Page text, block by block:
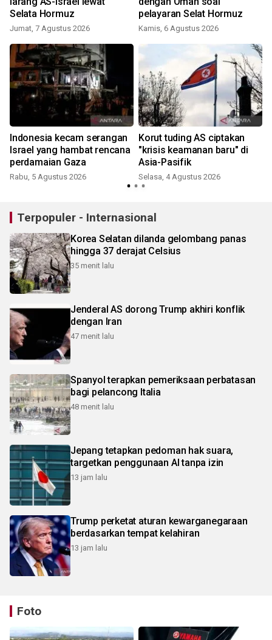
Selata Hormuz
Jumat, 7 Agustus 2026
pelayaran Selat Hormuz
Kamis, 6 Agustus 2026
Indonesia kecam serangan
Israel yang hambat rencana
perdamaian Gaza
Rabu, 5 Agustus 2026
Korut tuding AS ciptakan
"krisis keamanan baru" di
Asia-Pasifik
Selasa, 4 Agustus 2026
Terpopuler - Internasional
Korea Selatan dilanda gelombang panas
hingga 37 derajat Celsius
35 menit lalu
Jenderal AS dorong Trump akhiri konflik
dengan Iran
47 menit lalu
Spanyol terapkan pemeriksaan perbatasan
bagi pelancong Italia
48 menit lalu
Jepang tetapkan pedoman hak suara,
targetkan penggunaan AI tanpa izin
13 jam lalu
Trump perketat aturan kewarganegaraan
berdasarkan tempat kelahiran
13 jam lalu
Foto